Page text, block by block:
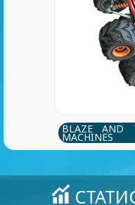
BLAZE AND
MACHINES